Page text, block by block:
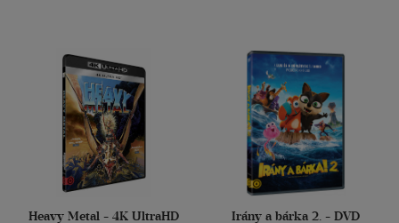
Heavy Metal - 4K UltraHD
Irány a bárka 2. - DVD